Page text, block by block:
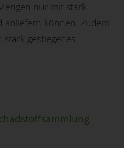
nur mit stark
anliefern können. Zudem
stark gestiegenes